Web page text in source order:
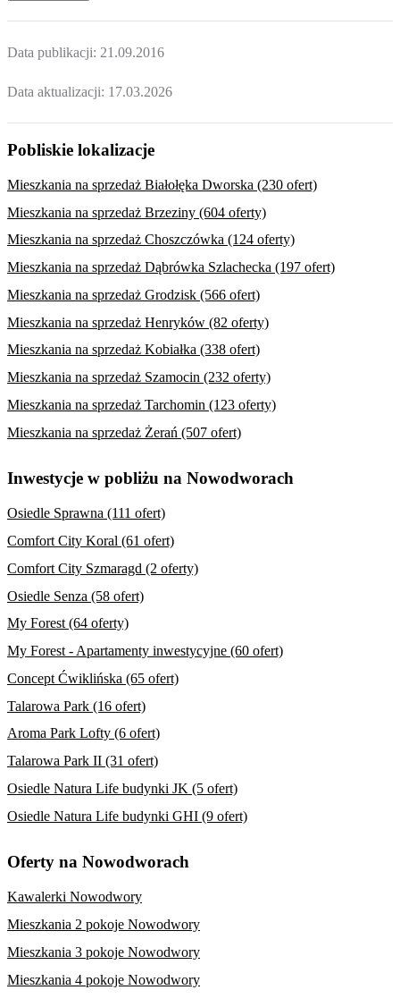
Data publikacji: 21.09.2016
Data aktualizacji: 17.03.2026
Pobliskie lokalizacje
Mieszkania na sprzedaż Białołęka Dworska (230 ofert)
Mieszkania na sprzedaż Brzeziny (604 oferty)
Mieszkania na sprzedaż Choszczówka (124 oferty)
Mieszkania na sprzedaż Dąbrówka Szlachecka (197 ofert)
Mieszkania na sprzedaż Grodzisk (566 ofert)
Mieszkania na sprzedaż Henryków (82 oferty)
Mieszkania na sprzedaż Kobiałka (338 ofert)
Mieszkania na sprzedaż Szamocin (232 oferty)
Mieszkania na sprzedaż Tarchomin (123 oferty)
Mieszkania na sprzedaż Żerań (507 ofert)
Inwestycje w pobliżu na Nowodworach
Osiedle Sprawna (111 ofert)
Comfort City Koral (61 ofert)
Comfort City Szmaragd (2 oferty)
Osiedle Senza (58 ofert)
My Forest (64 oferty)
My Forest - Apartamenty inwestycyjne (60 ofert)
Concept Ćwiklińska (65 ofert)
Talarowa Park (16 ofert)
Aroma Park Lofty (6 ofert)
Talarowa Park II (31 ofert)
Osiedle Natura Life budynki JK (5 ofert)
Osiedle Natura Life budynki GHI (9 ofert)
Oferty na Nowodworach
Kawalerki Nowodwory
Mieszkania 2 pokoje Nowodwory
Mieszkania 3 pokoje Nowodwory
Mieszkania 4 pokoje Nowodwory